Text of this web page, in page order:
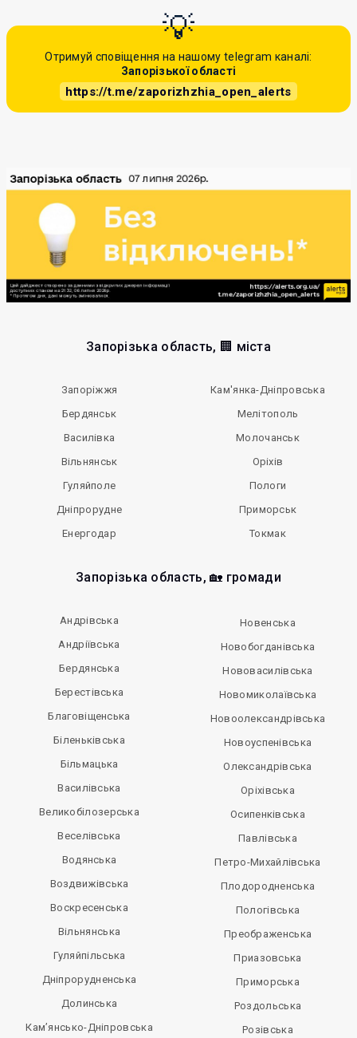
Отримуй сповіщення на нашому telegram каналі:
Запорізької області
https://t.me/zaporizhzhia_open_alerts
Запорізька область, 🏢 міста
Запоріжжя
Бердянськ
Василівка
Вільнянськ
Гуляйполе
Дніпрорудне
Енергодар
Кам'янка-Дніпровська
Мелітополь
Молочанськ
Оріхів
Пологи
Приморськ
Токмак
Запорізька область, 🏡 громади
Андрівська
Андріївська
Бердянська
Берестівська
Благовіщенська
Біленьківська
Більмацька
Василівська
Великобілозерська
Веселівська
Водянська
Воздвижівська
Воскресенська
Вільнянська
Гуляйпільська
Дніпрорудненська
Долинська
Кам’янсько-Дніпровська
Новенська
Новобогданівська
Нововасилівська
Новомиколаївська
Новоолександрівська
Новоуспенівська
Олександрівська
Оріхівська
Осипенківська
Павлівська
Петро-Михайлівська
Плодородненська
Пологівська
Преображенська
Приазовська
Приморська
Роздольська
Розівська